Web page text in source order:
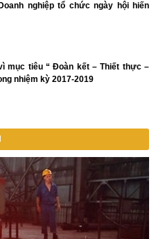
nghiệp tổ chức ngày hội hiến
mục tiêu “ Đoàn kết – Thiết thực –
nhiệm kỳ 2017-2019